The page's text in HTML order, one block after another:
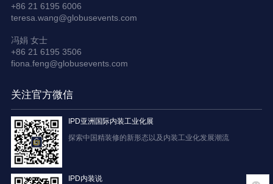
+86 21 6195 6006
teresa.wang@globusevents.com
冯娟 女士
+86 21 6195 3506
fiona.feng@globusevents.com
关注官方微信
IPD亚洲国际内装工业化展
探索中国精装修的新形态以及内装工业化发展潮流
IPD内装说